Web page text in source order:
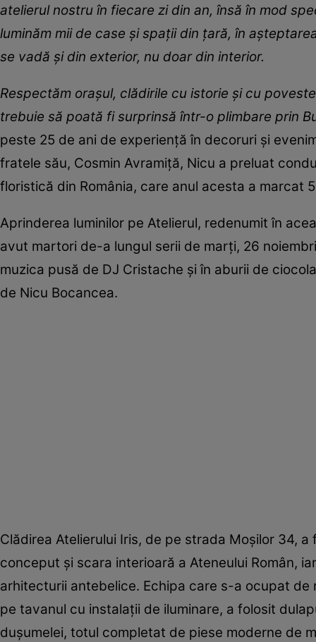
atelierul nostru în fiecare zi din an, însă în mod
luminăm mii de case și spații din țară, în
se vadă și din exterior, nu doar din interior.
Respectăm orașul, clădirile cu istorie și cu
trebuie să poată fi surprinsă într-o plimbare prin
peste 25 de ani de experiență în decoruri și
fratele său, Cosmin Avramiță, Nicu a preluat
floristică din România, care anul acesta a marcat
Aprinderea luminilor pe Atelierul, redenumit în
avut martori de-a lungul serii de marți, 26
muzica pusă de DJ Cristache și în aburii de
de Nicu Bocancea.
Clădirea Atelierului Iris, de pe strada Moşilor 34,
conceput şi scara interioară a Ateneului Român,
arhitecturii antebelice. Echipa care s-a ocupat
pe tavanul cu instalaţii de iluminare, a folosit
duşumelei, totul completat de piese moderne de